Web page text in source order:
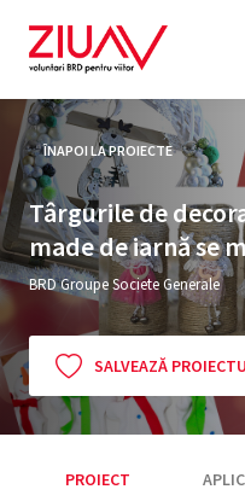
ÎNAPOI LA PROIECTE
Târgurile de
made de iarnă se
BRD Groupe Societe Generale
SALVEAZĂ
PROIECT